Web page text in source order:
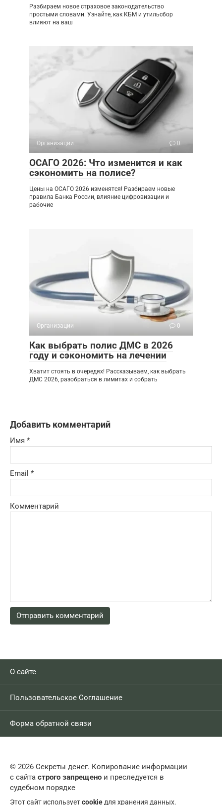
Разбираем новое страховое законодательство
простыми словами. Узнайте, как КБМ и утильсбор
влияют на ваш
Организации 0
ОСАГО 2026: Что изменится и как
сэкономить на полисе?
Цены на ОСАГО 2026 изменятся! Разбираем новые
правила Банка России, влияние цифровизации и
рабочие
Организации 0
Как выбрать полис ДМС в 2026
году и сэкономить на лечении
Хватит стоять в очередях! Рассказываем, как выбрать
ДМС 2026, разобраться в лимитах и собрать
Добавить комментарий
Имя *
Email *
Комментарий
О сайте
Пользовательское Соглашение
Форма обратной связи
© 2026 Секреты денег. Копирование информации
с сайта строго запрещено и преследуется в
судебном порядке
Этот сайт используетcookieдля хранения данных.